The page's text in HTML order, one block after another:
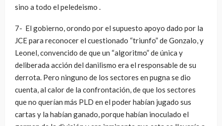
sino a todo el peledeismo .
7- El gobierno, orondo por el supuesto apoyo dado por la
JCE para reconocer el cuestionado “triunfo” de Gonzalo, y
Leonel, convencido de que un “algoritmo” de única y
deliberada acción del danilismo era el responsable de su
derrota. Pero ninguno de los sectores en pugna se dio
cuenta, al calor de la confrontación, de que los sectores
que no querían más PLD en el poder habían jugado sus
cartas y la habían ganado, porque habían inoculado el